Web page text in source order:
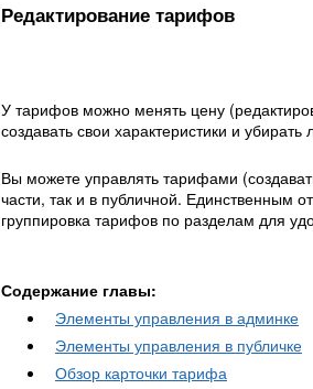
Редактирование тарифов
У тарифов можно менять цену
создавать свои характеристики и
Вы можете управлять тарифами
части, так и в публичной. Единственным
группировка тарифов по разделам для
Содержание главы:
Элементы управления в админке
Элементы управления в публичке
Обзор карточки тарифа